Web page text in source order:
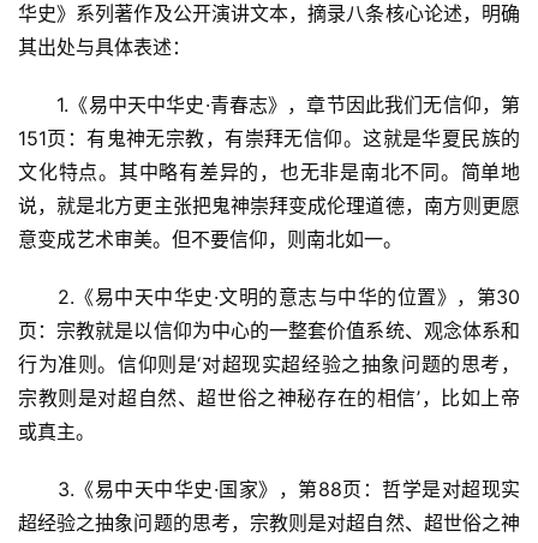
华史》系列著作及公开演讲文本，摘录八条核心论述，明确
其出处与具体表述：
1.《易中天中华史·青春志》，章节因此我们无信仰，第
151页：有鬼神无宗教，有崇拜无信仰。这就是华夏民族的
文化特点。其中略有差异的，也无非是南北不同。简单地
说，就是北方更主张把鬼神崇拜变成伦理道德，南方则更愿
意变成艺术审美。但不要信仰，则南北如一。
2.《易中天中华史·文明的意志与中华的位置》，第30
页：宗教就是以信仰为中心的一整套价值系统、观念体系和
行为准则。信仰则是‘对超现实超经验之抽象问题的思考，
宗教则是对超自然、超世俗之神秘存在的相信’，比如上帝
或真主。
3.《易中天中华史·国家》，第88页：哲学是对超现实
超经验之抽象问题的思考，宗教则是对超自然、超世俗之神